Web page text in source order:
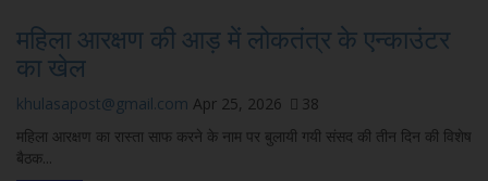
महिला आरक्षण की आड़ में लोकतंत्र के एन्काउंटर
का खेल
khulasapost@gmail.com Apr 25, 2026
38
महिला आरक्षण का रास्ता साफ करने के नाम पर बुलायी गयी संसद की तीन दिन की विशेष
बैठक...